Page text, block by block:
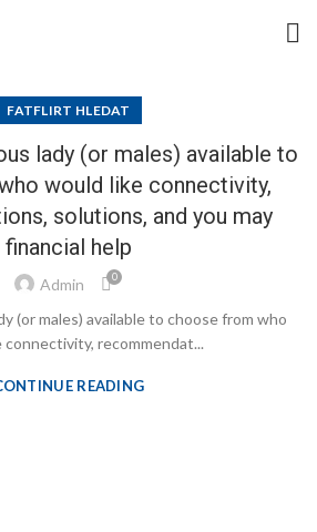
FATFLIRT HLEDAT
lady (or males) available to
would like connectivity,
solutions, and you may
financial help
Admin 0
(or males) available to choose from who
connectivity, recommendat...
READING